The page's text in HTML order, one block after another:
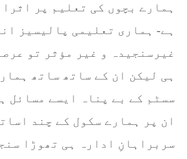
ہمارے بچوں کی تعلیم پر
ہے- ہماری تعلیمی پالیسیز
غیرسنجیدہ و غیر مؤثر تو
ہی لیکن ان کے ساتھ ساتھ
سسٹم کے بے پناہ ایسے مسائل
ان پر ہمارے سکول کے چند
سربراہانِ ادارہ ہی تھوڑا